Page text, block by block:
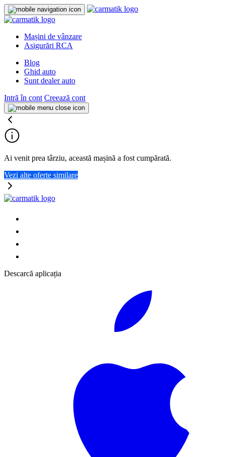
Mașini de vânzare
Asigurări RCA
Blog
Ghid auto
Sunt dealer auto
Intră în cont Creează cont
Ai venit prea târziu, această mașină a fost cumpărată.
Vezi alte oferte similare
Descarcă aplicația